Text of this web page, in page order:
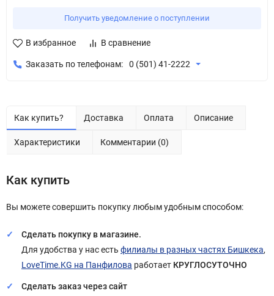
Получить уведомление о поступлении
В избранное В сравнение
Заказать по телефонам: 0 (501) 41-2222
Как купить? Доставка Оплата Описание
Характеристики Комментарии (0)
Как купить
Вы можете совершить покупку любым удобным способом:
Сделать покупку в магазине.
Для удобства у нас есть филиалы в разных частях Бишкека,
LoveTime.KG на Панфилова работает КРУГЛОСУТОЧНО
Сделать заказ через сайт